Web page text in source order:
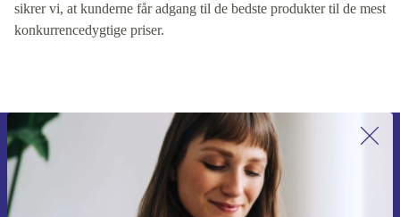
sikrer vi, at kunderne får adgang til de bedste produkter til de mest
konkurrencedygtige priser.
Tilmeld dig vores nyhedsbrev for
første gang og spar 115 kr!
Gå aldrig glip af et tilbud igen.